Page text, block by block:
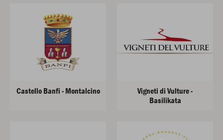
Castello Banfi - Montalcino
Vigneti di Vulture -
Basilikata